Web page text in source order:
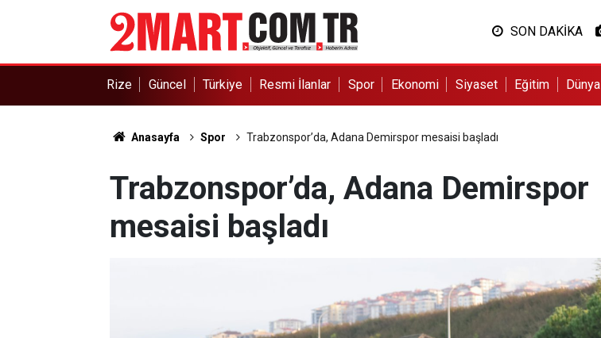
SON DAKİKA
Rize Güncel Türkiye Resmi İlanlar Spor Ekonomi Siyaset Eğitim Dünya
Anasayfa Spor Trabzonspor’da, Adana Demirspor mesaisi başladı
Trabzonspor’da, Adana Demirspor
mesaisi başladı